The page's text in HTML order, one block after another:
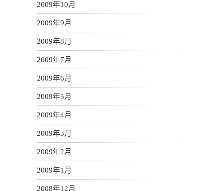
2009年10月
2009年9月
2009年8月
2009年7月
2009年6月
2009年5月
2009年4月
2009年3月
2009年2月
2009年1月
2008年12月